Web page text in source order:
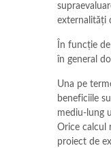
externalități
În funcție
în general
Una pe
beneficiile
mediu-lung
Orice calcul
proiect de